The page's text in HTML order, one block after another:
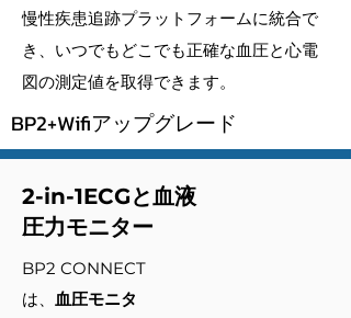
慢性疾患追跡プラットフォームに統合で
き、いつでもどこでも正確な血圧と心電
図の測定値を取得できます。
BP2+Wifiアップグレード
2-in-1ECGと血液
圧力モニター
BP2 CONNECT
は、 血圧モニタ